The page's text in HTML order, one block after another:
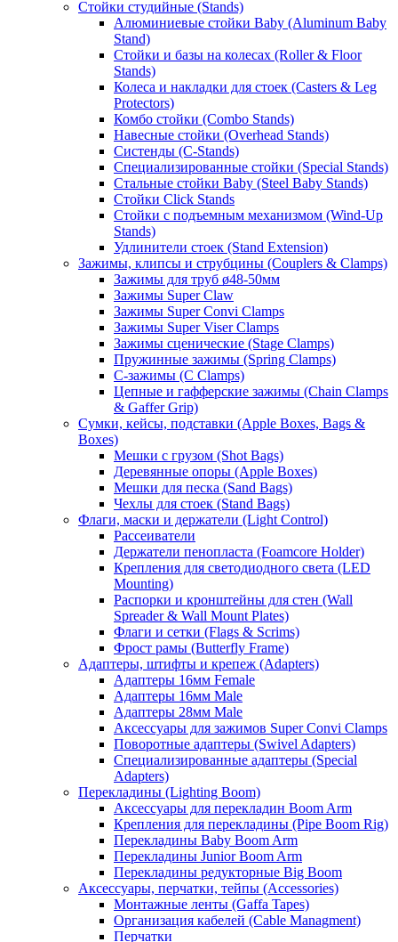
Стойки студийные (Stands)
Алюминиевые стойки Baby (Aluminum Baby
Stand)
Стойки и базы на колесах (Roller & Floor
Stands)
Колеса и накладки для стоек (Casters & Leg
Protectors)
Комбо стойки (Combo Stands)
Навесные стойки (Overhead Stands)
Систенды (C-Stands)
Специализированные стойки (Special Stands)
Стальные стойки Baby (Steel Baby Stands)
Стойки Click Stands
Стойки с подъемным механизмом (Wind-Up
Stands)
Удлинители стоек (Stand Extension)
Зажимы, клипсы и струбцины (Couplers & Clamps)
Зажимы для труб ø48-50мм
Зажимы Super Claw
Зажимы Super Convi Clamps
Зажимы Super Viser Clamps
Зажимы сценические (Stage Clamps)
Пружинные зажимы (Spring Clamps)
С-зажимы (C Clamps)
Цепные и гафферские зажимы (Chain Clamps
& Gaffer Grip)
Сумки, кейсы, подставки (Apple Boxes, Bags &
Boxes)
Мешки с грузом (Shot Bags)
Деревянные опоры (Apple Boxes)
Мешки для песка (Sand Bags)
Чехлы для стоек (Stand Bags)
Флаги, маски и держатели (Light Control)
Рассеиватели
Держатели пенопласта (Foamcore Holder)
Крепления для светодиодного света (LED
Mounting)
Распорки и кронштейны для стен (Wall
Spreader & Wall Mount Plates)
Флаги и сетки (Flags & Scrims)
Фрост рамы (Butterfly Frame)
Адаптеры, штифты и крепеж (Adapters)
Адаптеры 16мм Female
Адаптеры 16мм Male
Адаптеры 28мм Male
Аксессуары для зажимов Super Convi Clamps
Поворотные адаптеры (Swivel Adapters)
Специализированные адаптеры (Special
Adapters)
Перекладины (Lighting Boom)
Аксессуары для перекладин Boom Arm
Крепления для перекладины (Pipe Boom Rig)
Перекладины Baby Boom Arm
Перекладины Junior Boom Arm
Перекладины редукторные Big Boom
Аксессуары, перчатки, тейпы (Accessories)
Монтажные ленты (Gaffa Tapes)
Организация кабелей (Cable Managment)
Перчатки